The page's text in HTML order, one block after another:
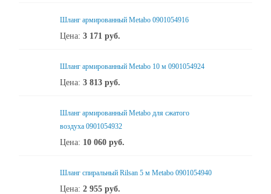
Шланг армированный Metabo 0901054916
Цена: 3 171 руб.
Шланг армированный Metabo 10 м 0901054924
Цена: 3 813 руб.
Шланг армированный Metabo для сжатого
воздуха 0901054932
Цена: 10 060 руб.
Шланг спиральный Rilsan 5 м Metabo 0901054940
Цена: 2 955 руб.